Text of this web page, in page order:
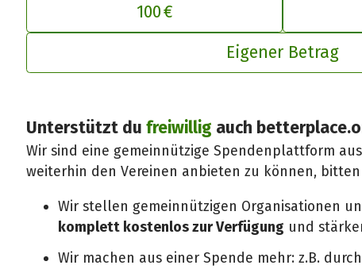
100 €
Eigener Betrag
Unterstützt dufreiwillig auch
Wir sind eine gemeinnützige Spendenplattform
weiterhin den Vereinen anbieten zu können,
Wir stellen gemeinnützigen Organisationen
komplett kostenlos zur Verfügung und
Wir machen aus einer Spende mehr: z.B.